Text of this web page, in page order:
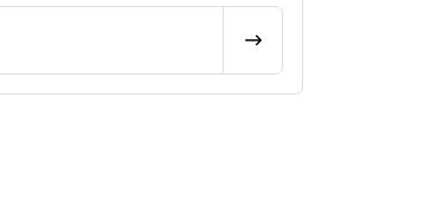
CALCULAR FRETE